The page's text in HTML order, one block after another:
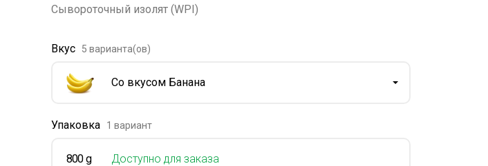
Сывороточный изолят (WPI)
Вкус 5 варианта(ов)
Со вкусом Банана
Упаковка 1 вариант
800 g Доступно для заказа